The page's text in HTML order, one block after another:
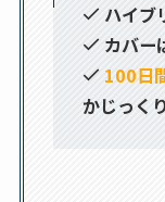
ハイブ
カバー
100日
かじっく